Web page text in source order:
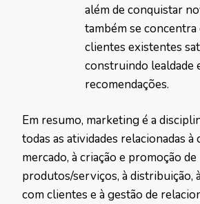
além de conquistar
também se
clientes existentes
construindo lealdade
recomendações.
Em resumo, marketing é a
todas as atividades relacionadas
mercado, à criação e promoção de
produtos/serviços, à distribuição,
com clientes e à gestão de